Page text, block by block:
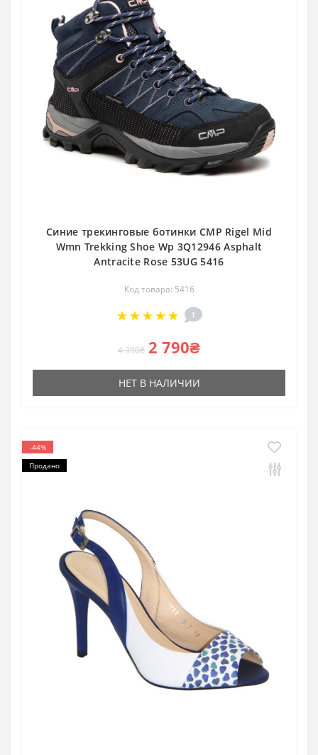
Cиние трекинговые ботинки CMP Rigel Mid
Wmn Trekking Shoe Wp 3Q12946 Asphalt
Antracite Rose 53UG 5416
Код товара: 5416
1
4 390₴ 2 790₴
НЕТ В НАЛИЧИИ
-44%
Продано